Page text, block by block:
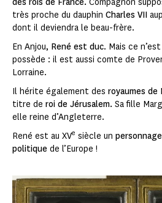
très proche du dauphin Charles VII
dont il deviendra le beau-frère.
En Anjou, René est duc. Mais ce
possède : il est aussi comte de
Lorraine.
Il hérite également des royaumes de
titre de roi de Jérusalem. Sa fille
elle reine d’Angleterre.
René est au XVe siècle un
politique de l’Europe !